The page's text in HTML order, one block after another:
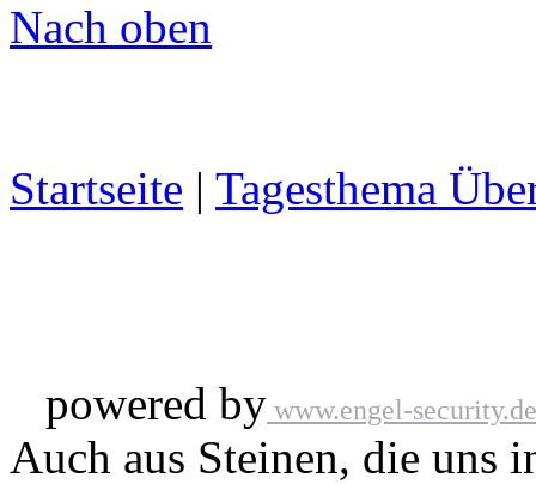
Nach oben
Startseite | Tagesthema
powered by www.engel-security.de
Auch aus Steinen, die uns